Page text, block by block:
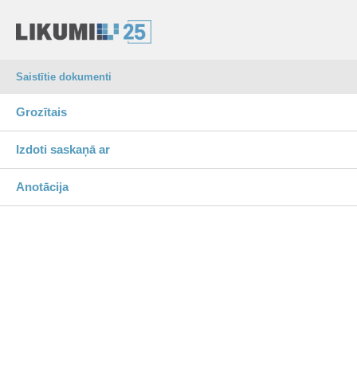
Saistītie dokumenti
Grozītais
Izdoti saskaņā ar
Anotācija